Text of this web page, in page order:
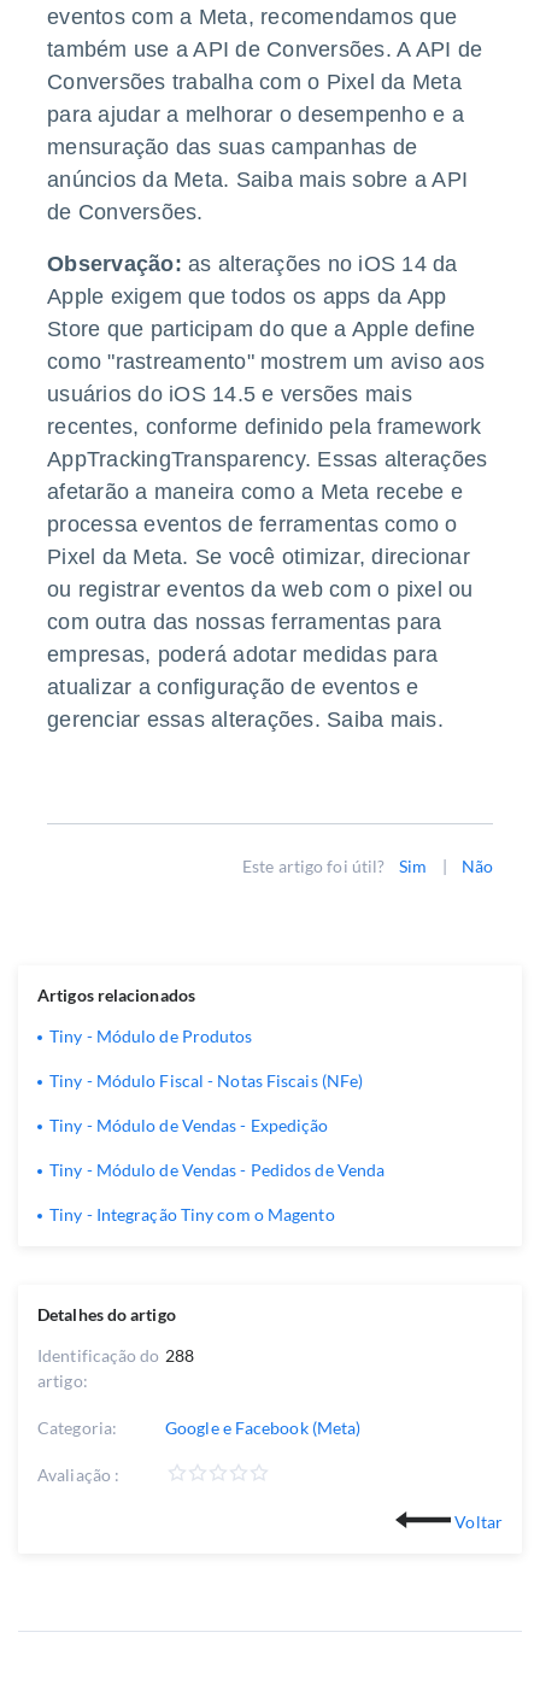
eventos com a Meta, recomendamos que
também use a API de Conversões. A API de
Conversões trabalha com o Pixel da Meta
para ajudar a melhorar o desempenho e a
mensuração das suas campanhas de
anúncios da Meta. Saiba maissobre a API
de Conversões.
Observação: as alterações no iOS 14 da
Apple exigem que todos os apps da App
Store que participam do que a Apple define
como "rastreamento" mostrem um aviso aos
usuários do iOS 14.5 e versões mais
recentes, conforme definido pela framework
AppTrackingTransparency. Essas alterações
afetarão a maneira como a Meta recebe e
processa eventos de ferramentas como o
Pixel da Meta. Se você otimizar, direcionar
ou registrar eventos da web com o pixel ou
com outra das nossas ferramentas para
empresas, poderá adotar medidas para
atualizar a configuração de eventos e
gerenciar essas alterações. Saiba mais.
Este artigo foi útil? Sim | Não
Detalhes do artigo
Identificação do
artigo:
288
Categoria: Google e Facebook (Meta)
Avaliação :
Voltar
Artigos relacionados
Tiny - Módulo de Produtos
Tiny - Módulo Fiscal - Notas Fiscais (NFe)
Tiny - Módulo de Vendas - Expedição
Tiny - Módulo de Vendas - Pedidos de Venda
Tiny - Integração Tiny com o Magento